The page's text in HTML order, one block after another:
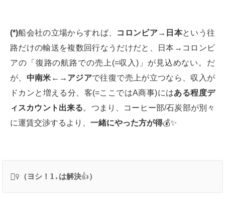
(*)船会社の立場からすれば、 コロンビア→日本という往
路だけの輸送を複数回行なうだけだと、日本→コロンビ
アの「復路の航路での売上(=収入)」が見込めない。だ
が、 中南米←→アジアで往復で売上が立つなら、収入が
ドカンと増える分、客(=ここではA商事)にはある程度デ
ィスカウント出来る。つまり、コーヒー部/石炭部が別々
に運賃交渉するより、 一緒にやった方が得💰✨
👱‍♀️ （ヨシ！1.は解決👍）